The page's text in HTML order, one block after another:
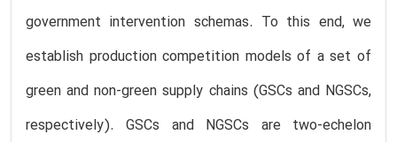
government intervention schemas. To this end, we
establish production competition models of a set of
green and non-green supply chains (GSCs and NGSCs,
respectively). GSCs and NGSCs are two-echelon